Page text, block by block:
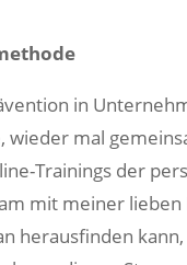
in
wieder mal
Trainings der
mit meiner
herausfinden